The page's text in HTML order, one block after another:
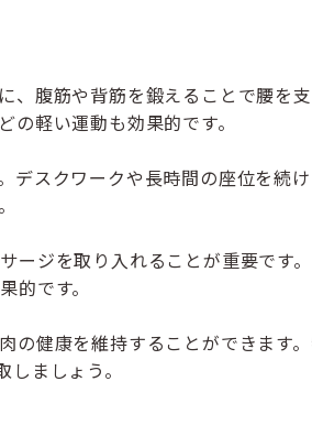
、腹筋や背筋を鍛えることで腰を
軽い運動も効果的です。
デスクワークや長時間の座位を続
ージを取り入れることが重要です
的です。
の健康を維持することができます
ましょう。